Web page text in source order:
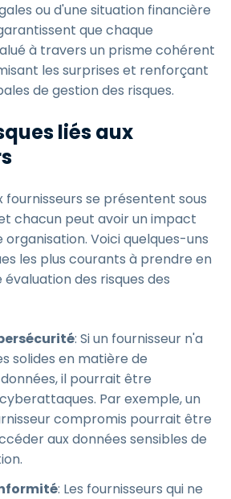
ou d'une situation financière
que chaque
à travers un prisme cohérent
les surprises et renforçant
de gestion des risques.
liés aux
fournisseurs se présentent sous
chacun peut avoir un impact
Voici quelques-uns
les plus courants à prendre en
des risques des
: Si un fournisseur n'a
solides en matière de
il pourrait être
Par exemple, un
compromis pourrait être
aux données sensibles de
: Les fournisseurs qui ne